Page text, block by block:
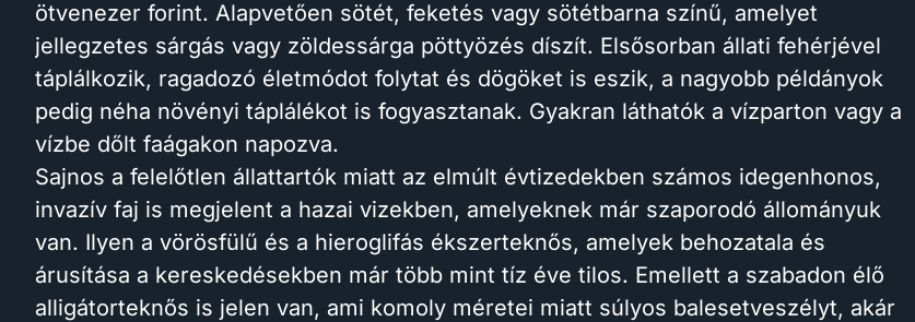
ötvenezer forint. Alapvetően sötét, feketés vagy sötétbarna színű, amelyet
jellegzetes sárgás vagy zöldessárga pöttyözés díszít. Elsősorban állati fehérjével
táplálkozik, ragadozó életmódot folytat és dögöket is eszik, a nagyobb példányok
pedig néha növényi táplálékot is fogyasztanak. Gyakran láthatók a vízparton vagy a
vízbe dőlt faágakon napozva.
Sajnos a felelőtlen állattartók miatt az elmúlt évtizedekben számos idegenhonos,
invazív faj is megjelent a hazai vizekben, amelyeknek már szaporodó állományuk
van. Ilyen a vörösfülű és a hieroglifás ékszerteknős, amelyek behozatala és
árusítása a kereskedésekben már több mint tíz éve tilos. Emellett a szabadon élő
alligátorteknős is jelen van, ami komoly méretei miatt súlyos balesetveszélyt, akár